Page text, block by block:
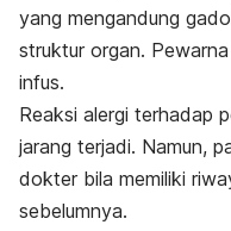
yang mengandung
struktur organ.
infus.
Reaksi alergi terhadap
jarang terjadi. Namun,
dokter bila memiliki
sebelumnya.